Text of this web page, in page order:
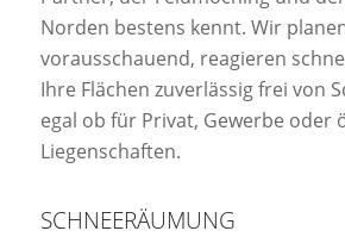
Norden bestens kennt. Wir
vorausschauend, reagieren
Ihre Flächen zuverlässig frei von
egal ob für Privat, Gewerbe oder
Liegenschaften.
SCHNEERÄUMUNG